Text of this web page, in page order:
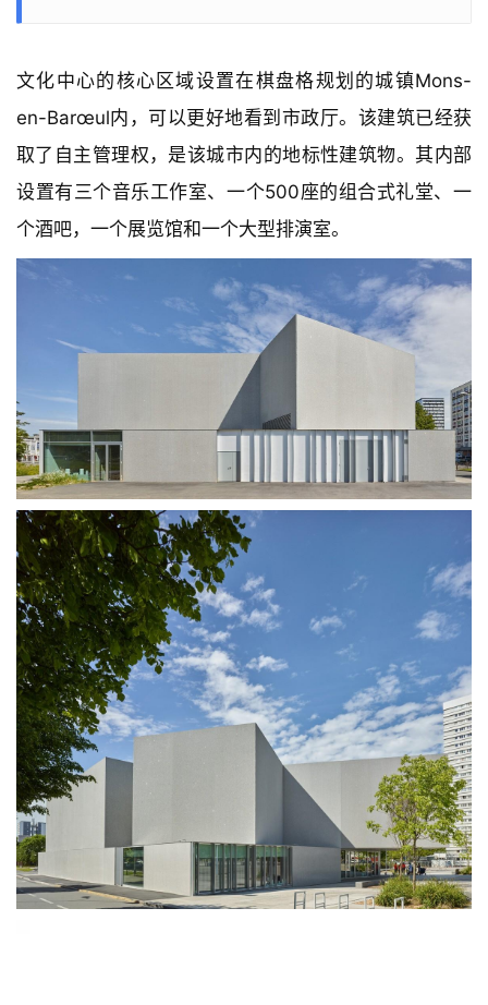
文化中心的核心区域设置在棋盘格规划的城镇Mons-
en-Barœul内，可以更好地看到市政厅。该建筑已经获
取了自主管理权，是该城市内的地标性建筑物。其内部
设置有三个音乐工作室、一个500座的组合式礼堂、一
个酒吧，一个展览馆和一个大型排演室。